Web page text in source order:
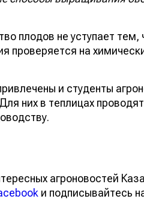
плодов не уступает
проверяется на
и студенты
них в теплицах
агроновостей
и подписывайтесь